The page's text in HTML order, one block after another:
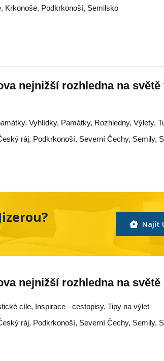
, Krkonoše, Podkrkonoší, Semilsko
nejnižší rozhledna na světě
Vyhlídky, Památky, Rozhledny, Výlety,
ráj, Podkrkonoší, Severní Čechy, Semily,
Najít
nejnižší rozhledna na světě
cíle, Inspirace - cestopisy, Tipy na výlet
ráj, Podkrkonoší, Severní Čechy, Semily,